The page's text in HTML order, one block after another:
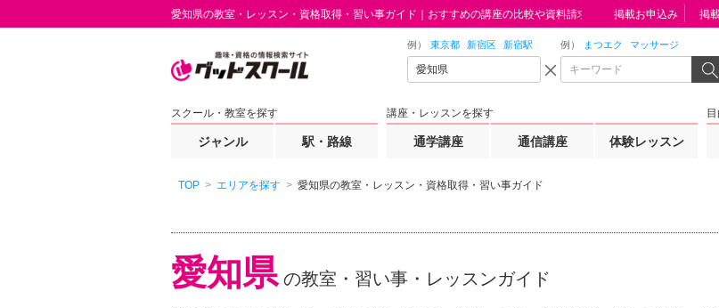
愛知県の教室・レッスン・資格取得・習い事ガイド｜おすすめの講座の比較や資料請求はこちらから
例） 東京都 新宿区 新宿駅 例） まつエク マッサージ
スクール・教室を探す
ジャンル 駅・路線
講座・レッスンを探す
通学講座 通信講座 体験レッスン
掲載お申込み 掲
TOP エリアを探す 愛知県の教室・レッスン・資格取得・習い事ガイド
愛知県の教室・習い事・レッスンガイド